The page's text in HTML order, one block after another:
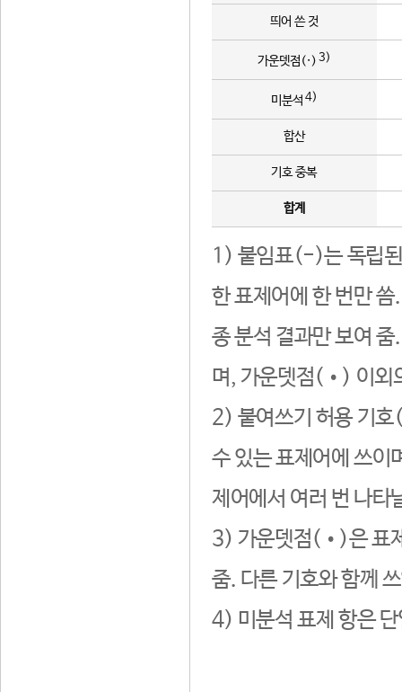
띄어 쓴 것
가운뎃점(·) 3)
미분석 4)
합산
기호 중복
합계
1) 붙임표(-)는 독립된
한 표제어에 한 번만
종 분석 결과만 보여
며, 가운뎃점(•) 이외
2) 붙여쓰기 허용 기호
수 있는 표제어에 쓰이
제어에서 여러 번 나타
3) 가운뎃점(•)은 표
줌. 다른 기호와 함께
4) 미분석 표제 항은